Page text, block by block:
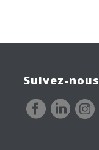
Suivez-nous